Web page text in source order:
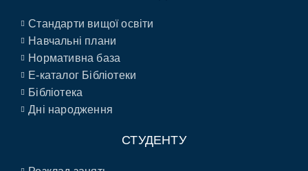
Стандарти вищої освіти
Навчальні плани
Нормативна база
E-каталог Бібліотеки
Бібліотека
Дні народження
СТУДЕНТУ